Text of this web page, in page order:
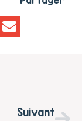
Suivant